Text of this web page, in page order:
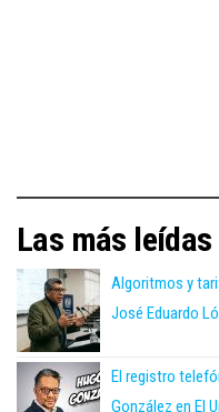
Las más
Algoritmos y
José Eduardo
El registro
González en El